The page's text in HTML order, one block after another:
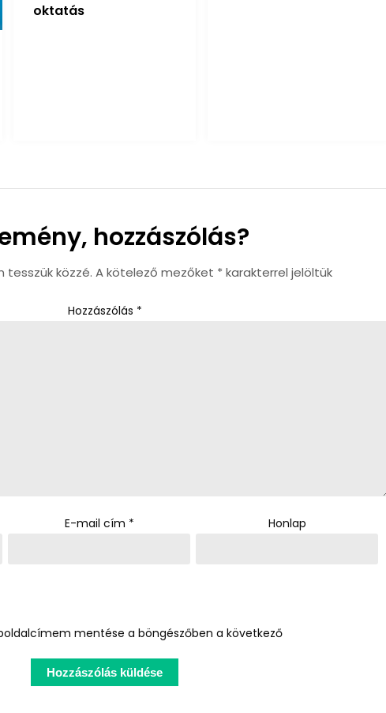
oktatás
hozzászólás?
közzé. A kötelező mezőket * karakterrel jelöltük
Hozzászólás *
E-mail cím * Honlap
mentése a böngészőben a következő